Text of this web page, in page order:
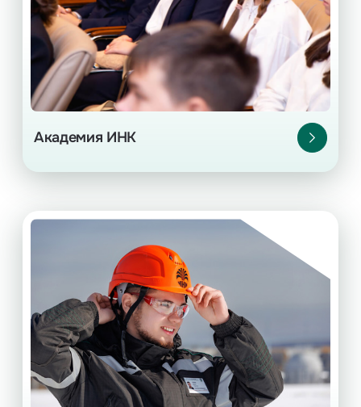
Академия ИНК
Старт сезонов в сентябре и марте.
Подробнее
Профессионалитет
Профессионалитет.
Образовательная программа в колледжах
Иркутской области.
Для выпускников 9-11 классов.
Подробнее